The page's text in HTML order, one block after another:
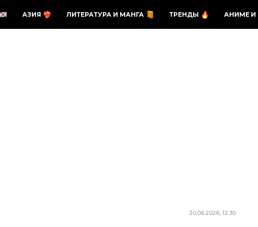
АЗИЯ ЛИТЕРАТУРА И МАНГА ТРЕНДЫ АНИМЕ И
20.06.2026, 12:30